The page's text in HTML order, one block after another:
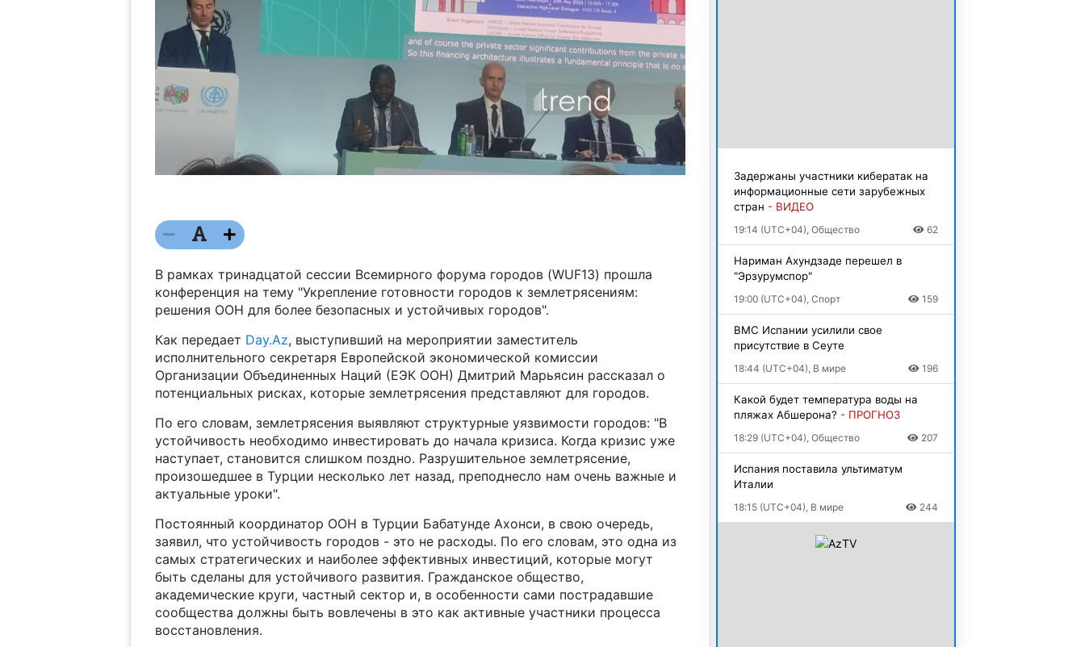
В рамках тринадцатой сессии Всемирного форума городов (WUF13) прошла
конференция на тему "Укрепление готовности городов к землетрясениям:
решения ООН для более безопасных и устойчивых городов".
Как передает Day.Az, выступивший на мероприятии заместитель
исполнительного секретаря Европейской экономической комиссии
Организации Объединенных Наций (ЕЭК ООН) Дмитрий Марьясин рассказал о
потенциальных рисках, которые землетрясения представляют для городов.
По его словам, землетрясения выявляют структурные уязвимости городов: "В
устойчивость необходимо инвестировать до начала кризиса. Когда кризис уже
наступает, становится слишком поздно. Разрушительное землетрясение,
произошедшее в Турции несколько лет назад, преподнесло нам очень важные и
актуальные уроки".
Постоянный координатор ООН в Турции Бабатунде Ахонси, в свою очередь,
заявил, что устойчивость городов - это не расходы. По его словам, это одна из
самых стратегических и наиболее эффективных инвестиций, которые могут
быть сделаны для устойчивого развития. Гражданское общество,
академические круги, частный сектор и, в особенности сами пострадавшие
сообщества должны быть вовлечены в это как активные участники процесса
восстановления.
Задержаны участники кибератак на
информационные сети зарубежных
стран - ВИДЕО
19:14 (UTC+04), Общество 62
Нариман Ахундзаде перешел в
"Эрзурумспор"
19:00 (UTC+04), Спорт 159
ВМС Испании усилили свое
присутствие в Сеуте
18:44 (UTC+04), В мире 196
Какой будет температура воды на
пляжах Абшерона? - ПРОГНОЗ
18:29 (UTC+04), Общество 207
Испания поставила ультиматум
Италии
18:15 (UTC+04), В мире 244